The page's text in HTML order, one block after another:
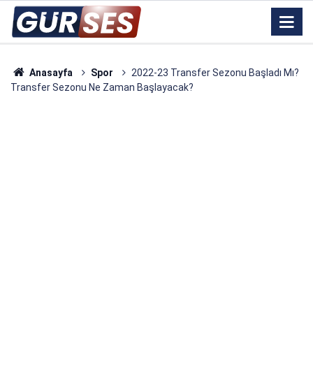
Anasayfa Spor
2022-23 Transfer Sezonu Başladı Mı?
Transfer Sezonu Ne Zaman Başlayacak?